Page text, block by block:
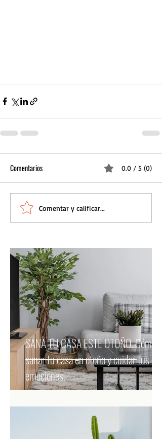
Comentarios 0.0 / 5 (0)
Comentar y calificar...
SANA TU CASA ESTE OTOÑO. Cómo
sanar tu casa en otoño y cuidar tus
emociones.